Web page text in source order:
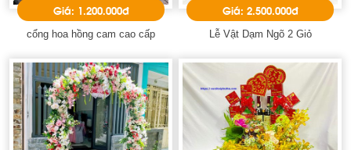
Giá: 1.200.000đ
cổng hoa hồng cam cao cấp
Giá: 2.500.000đ
Lễ Vật Dạm Ngõ 2 Giỏ